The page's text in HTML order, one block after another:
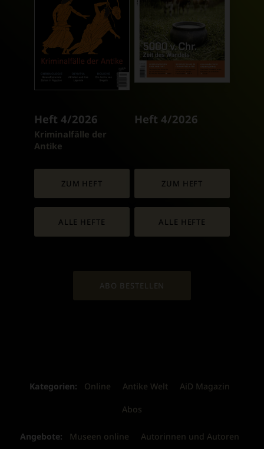
Heft 4/2026
:
Kriminalfälle der
Antike
ZUM HEFT
ALLE HEFTE
Heft 4/2026
ZUM HEFT
ALLE HEFTE
ABO BESTELLEN
Kategorien: Online Antike Welt AiD Magazin
Abos
Angebote: Museen online Autorinnen und Autoren